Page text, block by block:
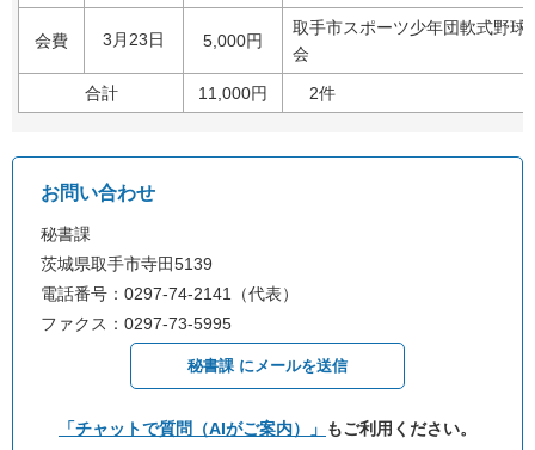
会費 3月23日 5,000円
取手市スポーツ少年団軟式野球
会
合計 11,000円 2件
お問い合わせ
秘書課
茨城県取手市寺田5139
電話番号：0297-74-2141（代表）
ファクス：0297-73-5995
秘書課 にメールを送信
「チャットで質問（AIがご案内）」 もご利用ください。